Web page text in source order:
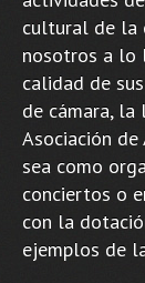
cultural de la
nosotros a lo
calidad de
de cámara,
Asociación
sea como
conciertos o
con la
ejemplos de